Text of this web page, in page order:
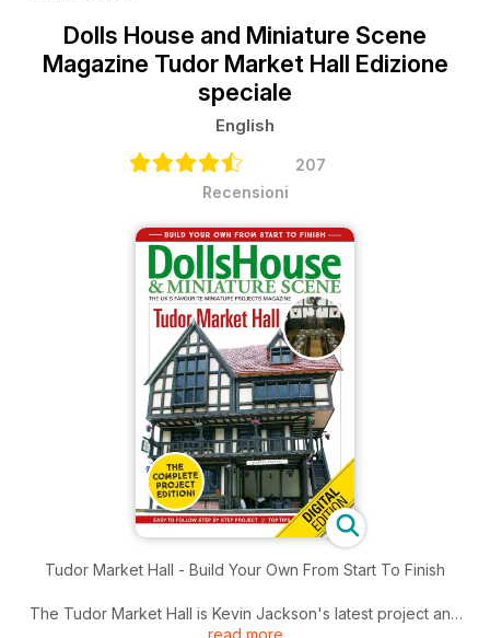
Dolls House and Miniature Scene
Magazine Tudor Market Hall Edizione
speciale
English
207
Recensioni
Tudor Market Hall - Build Your Own From Start To Finish
The Tudor Market Hall is Kevin Jackson's latest project and
read more